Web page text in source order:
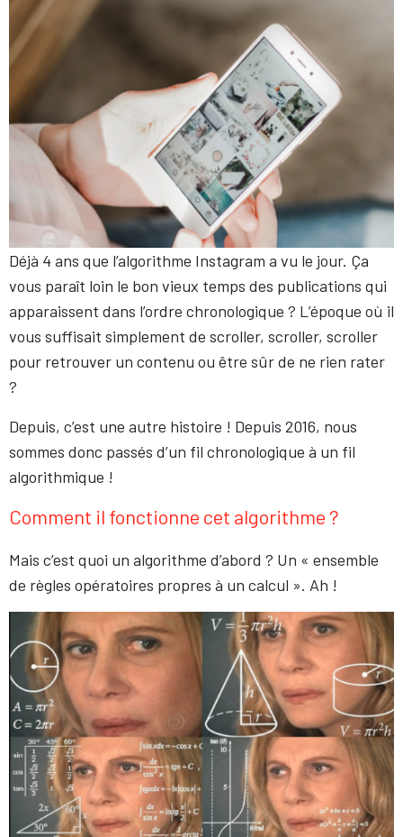
Déjà 4 ans que l’algorithme Instagram a vu le jour. Ça
vous paraît loin le bon vieux temps des publications qui
apparaissent dans l’ordre chronologique ? L’époque où il
vous suffisait simplement de scroller, scroller, scroller
pour retrouver un contenu ou être sûr de ne rien rater
?
Depuis, c’est une autre histoire ! Depuis 2016, nous
sommes donc passés d’un fil chronologique à un fil
algorithmique !
Comment il fonctionne cet algorithme ?
Mais c’est quoi un algorithme d’abord ? Un « ensemble
de règles opératoires propres à un calcul ». Ah !